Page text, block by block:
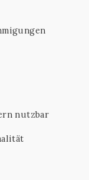
nutzbar